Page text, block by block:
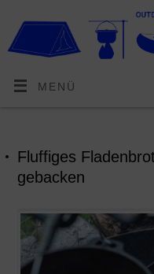
MENÜ
Fluffiges
gebacken